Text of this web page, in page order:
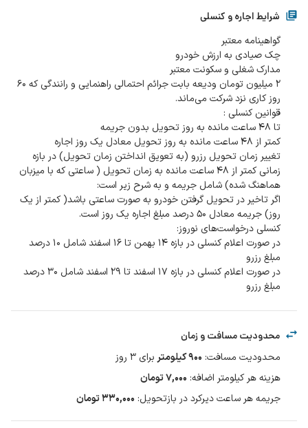
شرایط اجاره و کنسلی
۲ میلیون تومان ودیعه بابت جرائم احتمالی راهنمایی و رانندگی که ۶۰
تغییر زمان تحویل رزرو (به تعویق انداختن زمان تحویل) در بازه
زمانی کمتر از ۴۸ ساعت مانده به زمان تحویل ( ساعتی که با میزبان
اگر تاخیر در تحویل گرفتن خودرو به صورت ساعتی باشد( کمتر از یک
در صورت اعلام کنسلی در بازه ۱۴ بهمن تا ۱۶ اسفند شامل ۱۰ درصد
در صورت اعلام کنسلی در بازه ۱۷ اسفند تا ۲۹ اسفند شامل ۳۰ درصد
مبلغ رزرو
محدودیت مسافت و زمان
محدودیت مسافت: ۹۰۰کیلومتر برای 3 روز
هزینه هر کیلومتر اضافه: ۷,۰۰۰تومان
جریمه هر ساعت دیرکرد در بازتحویل: ۳۳۰,۰۰۰ تومان